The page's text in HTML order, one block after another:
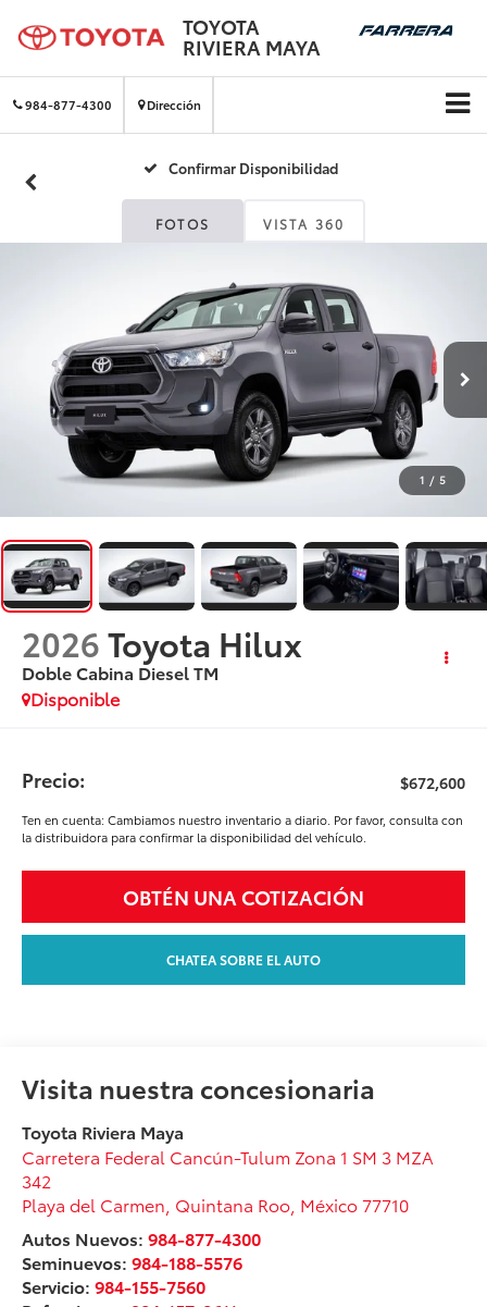
TOYOTA
RIVIERA MAYA
984-877-4300 Dirección
Confirmar Disponibilidad
FOTOS VISTA 360
1 / 5
2026Toyota Hilux
Doble Cabina Diesel TM
Disponible
Precio: $672,600
Ten en cuenta: Cambiamos nuestro inventario a diario. Por favor, consulta con
la distribuidora para confirmar la disponibilidad del vehículo.
OBTÉN UNA COTIZACIÓN
CHATEA SOBRE EL AUTO
Visita nuestra concesionaria
Toyota Riviera Maya
Carretera Federal Cancún-Tulum Zona 1 SM 3 MZA
342
Playa del Carmen Quintana Roo , México77710
Autos Nuevos:984-877-4300
Seminuevos:984-188-5576
Servicio:984-155-7560